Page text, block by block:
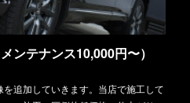
ンテナンス10,000円〜）
追加していきます。当店で施工して